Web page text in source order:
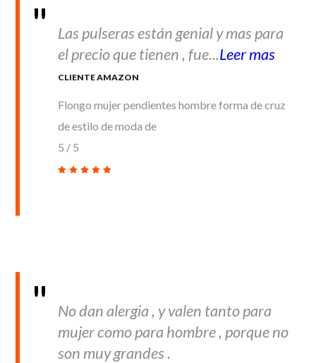
Las pulseras están genial y mas para
el precio que tienen , fue...Leer mas
CLIENTE AMAZON
Flongo mujer pendientes hombre forma de cruz
de estilo de moda de
5 / 5
No dan alergia , y valen tanto para
mujer como para hombre , porque no
son muy grandes .